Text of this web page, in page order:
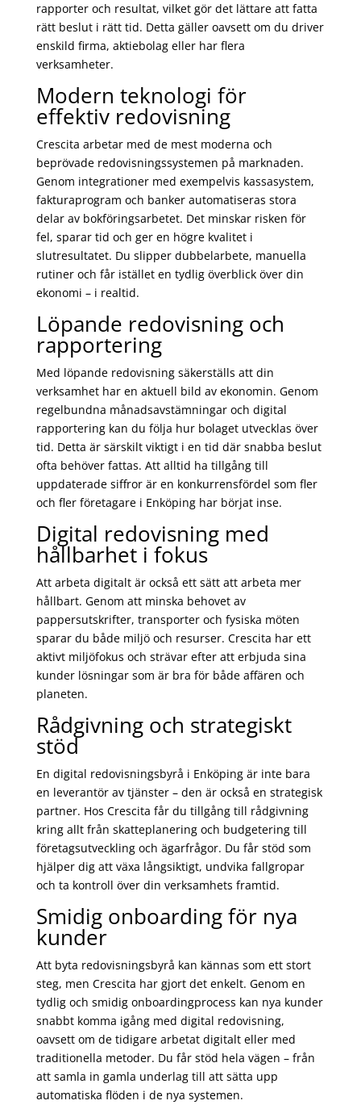
rapporter och resultat, vilket gör det lättare att fatta
rätt beslut i rätt tid. Detta gäller oavsett om du driver
enskild firma, aktiebolag eller har flera
verksamheter.
Modern teknologi för
effektiv redovisning
Crescita arbetar med de mest moderna och
beprövade redovisningssystemen på marknaden.
Genom integrationer med exempelvis kassasystem,
fakturaprogram och banker automatiseras stora
delar av bokföringsarbetet. Det minskar risken för
fel, sparar tid och ger en högre kvalitet i
slutresultatet. Du slipper dubbelarbete, manuella
rutiner och får istället en tydlig överblick över din
ekonomi – i realtid.
Löpande redovisning och
rapportering
Med löpande redovisning säkerställs att din
verksamhet har en aktuell bild av ekonomin. Genom
regelbundna månadsavstämningar och digital
rapportering kan du följa hur bolaget utvecklas över
tid. Detta är särskilt viktigt i en tid där snabba beslut
ofta behöver fattas. Att alltid ha tillgång till
uppdaterade siffror är en konkurrensfördel som fler
och fler företagare i Enköping har börjat inse.
Digital redovisning med
hållbarhet i fokus
Att arbeta digitalt är också ett sätt att arbeta mer
hållbart. Genom att minska behovet av
pappersutskrifter, transporter och fysiska möten
sparar du både miljö och resurser. Crescita har ett
aktivt miljöfokus och strävar efter att erbjuda sina
kunder lösningar som är bra för både affären och
planeten.
Rådgivning och strategiskt
stöd
En digital redovisningsbyrå i Enköping är inte bara
en leverantör av tjänster – den är också en strategisk
partner. Hos Crescita får du tillgång till rådgivning
kring allt från skatteplanering och budgetering till
företagsutveckling och ägarfrågor. Du får stöd som
hjälper dig att växa långsiktigt, undvika fallgropar
och ta kontroll över din verksamhets framtid.
Smidig onboarding för nya
kunder
Att byta redovisningsbyrå kan kännas som ett stort
steg, men Crescita har gjort det enkelt. Genom en
tydlig och smidig onboardingprocess kan nya kunder
snabbt komma igång med digital redovisning,
oavsett om de tidigare arbetat digitalt eller med
traditionella metoder. Du får stöd hela vägen – från
att samla in gamla underlag till att sätta upp
automatiska flöden i de nya systemen.